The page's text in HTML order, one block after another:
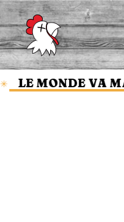
Accueil
LE MONDE VA MAL